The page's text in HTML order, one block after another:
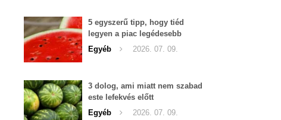
5 egyszerű tipp, hogy tiéd
legyen a piac legédesebb
görögdinnyéje
Egyéb 2026. 07. 09.
3 dolog, ami miatt nem szabad
este lefekvés előtt
görögdinnyét enni
Egyéb 2026. 07. 09.